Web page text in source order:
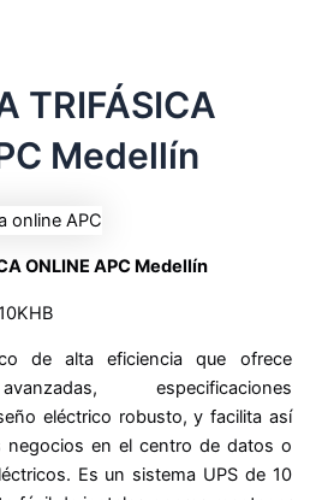
TRIFÁSICA
Medellín
ONLINE APC Medellín
de alta eficiencia que ofrece
especificaciones
eléctrico robusto, y facilita así
negocios en el centro de datos o
Es un sistema UPS de 10